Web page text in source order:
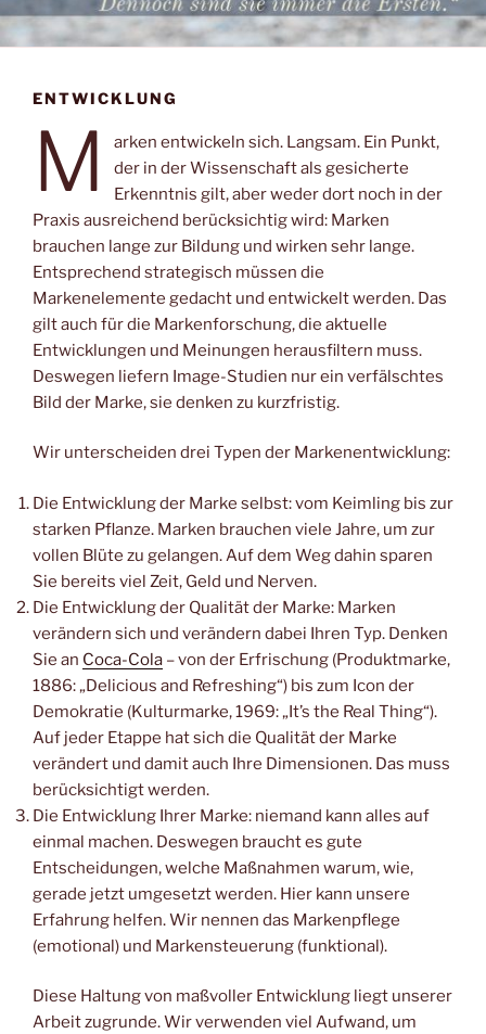
ENTWICKLUNG
M
arken entwickeln sich. Langsam. Ein Punkt,
der in der Wissenschaft als gesicherte
Erkenntnis gilt, aber weder dort noch in der
Praxis ausreichend berücksichtig wird: Marken
brauchen lange zur Bildung und wirken sehr lange.
Entsprechend strategisch müssen die
Markenelemente gedacht und entwickelt werden. Das
gilt auch für die Markenforschung, die aktuelle
Entwicklungen und Meinungen herausfiltern muss.
Deswegen liefern Image-Studien nur ein verfälschtes
Bild der Marke, sie denken zu kurzfristig.
Wir unterscheiden drei Typen der Markenentwicklung:
Die Entwicklung der Marke selbst: vom Keimling bis zur
starken Pflanze. Marken brauchen viele Jahre, um zur
vollen Blüte zu gelangen. Auf dem Weg dahin sparen
Sie bereits viel Zeit, Geld und Nerven.
Die Entwicklung der Qualität der Marke: Marken
verändern sich und verändern dabei Ihren Typ. Denken
Sie an Coca-Cola – von der Erfrischung (Produktmarke,
1886: „Delicious and Refreshing“) bis zum Icon der
Demokratie (Kulturmarke, 1969: „It’s the Real Thing“).
Auf jeder Etappe hat sich die Qualität der Marke
verändert und damit auch Ihre Dimensionen. Das muss
berücksichtigt werden.
Die Entwicklung Ihrer Marke: niemand kann alles auf
einmal machen. Deswegen braucht es gute
Entscheidungen, welche Maßnahmen warum, wie,
gerade jetzt umgesetzt werden. Hier kann unsere
Erfahrung helfen. Wir nennen das Markenpflege
(emotional) und Markensteuerung (funktional).
Diese Haltung von maßvoller Entwicklung liegt unserer
Arbeit zugrunde. Wir verwenden viel Aufwand, um